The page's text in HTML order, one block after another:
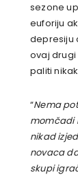
sezone
euforiju
depresiju
ovaj
paliti
“Nema
momčadi
nikad
novaca
skupi